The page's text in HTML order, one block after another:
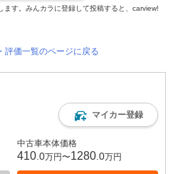
す。みんカラに登録して投稿すると、carview!
評価一覧のページに戻る
マイカー登録
中古車本体価格
410 .0万円〜1280 .0万円